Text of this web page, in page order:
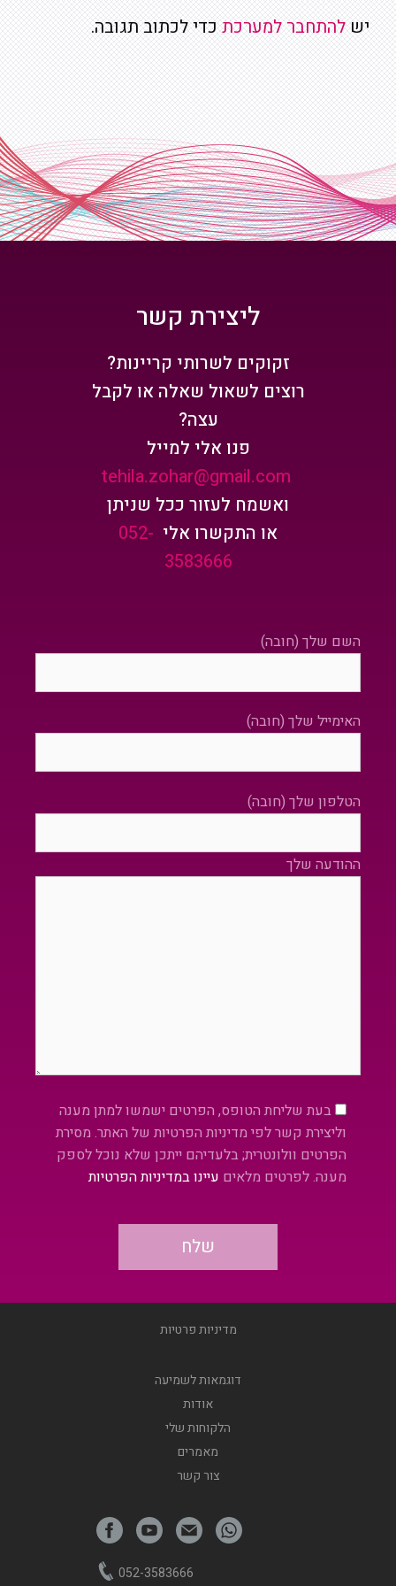
יש להתחבר למערכת כדי לכתוב תגובה.
ליצירת קשר
זקוקים לשרותי קריינות?
רוצים לשאול שאלה או לקבל
עצה?
פנו אלי למייל
tehila.zohar@gmail.com
ואשמח לעזור ככל שניתן
או התקשרו אלי 052-
3583666
השם שלך (חובה)
האימייל שלך (חובה)
הטלפון שלך (חובה)
ההודעה שלך
Please leave this field empty.
בעת שליחת הטופס, הפרטים ישמשו למתן מענה
וליצירת קשר לפי מדיניות הפרטיות של האתר. מסירת
הפרטים וולונטרית; בלעדיהם ייתכן שלא נוכל לספק
מענה. לפרטים מלאים עיינו במדיניות הפרטיות
מדיניות פרטיות
דוגמאות לשמיעה
אודות
הלקוחות שלי
מאמרים
צור קשר
052-3583666